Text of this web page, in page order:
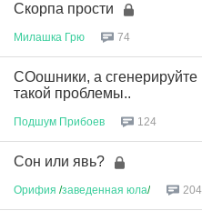
Скорпа прости
Милашка Грю 74
СОошники, а
такой проблемы..
Подшум Прибоев 124
Сон или явь?
Орифия /заведенная юла/ 204